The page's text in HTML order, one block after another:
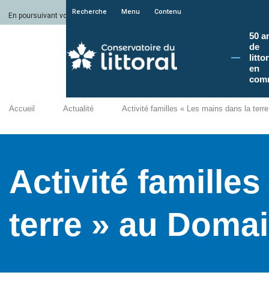
En poursuivant votre navigation sur le site du Conservatoire du littoral, vous
Recherche Menu Contenu
50
de
en
Accueil Actualité Activité familles « Les mains dans la
Activité familles
terre » au